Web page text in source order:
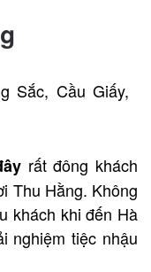
Sắc, Cầu Giấy,
rất đông khách
Thu Hằng. Không
khách khi đến Hà
nghiệm tiệc nhậu